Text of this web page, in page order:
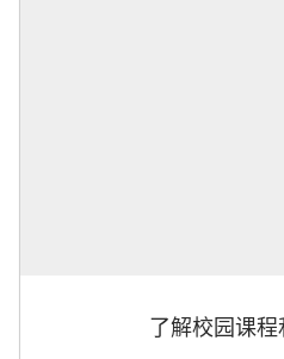
了解校园课